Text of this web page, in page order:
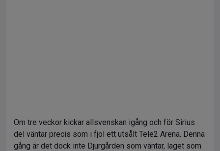
Om tre veckor kickar allsvenskan igång och för Sirius
del väntar precis som i fjol ett utsålt Tele2 Arena. Denna
gång är det dock inte Djurgården som väntar, laget som